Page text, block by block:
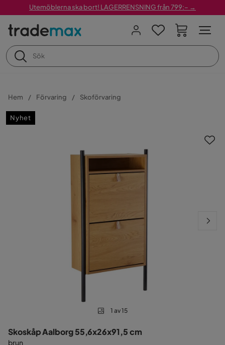
Utemöblerna ska bort! LAGERRENSNING från 799:– →
Hem Förvaring Skoförvaring
Nyhet
1 av 15
Skoskåp Aalborg 55,6x26x91,5 cm
brun